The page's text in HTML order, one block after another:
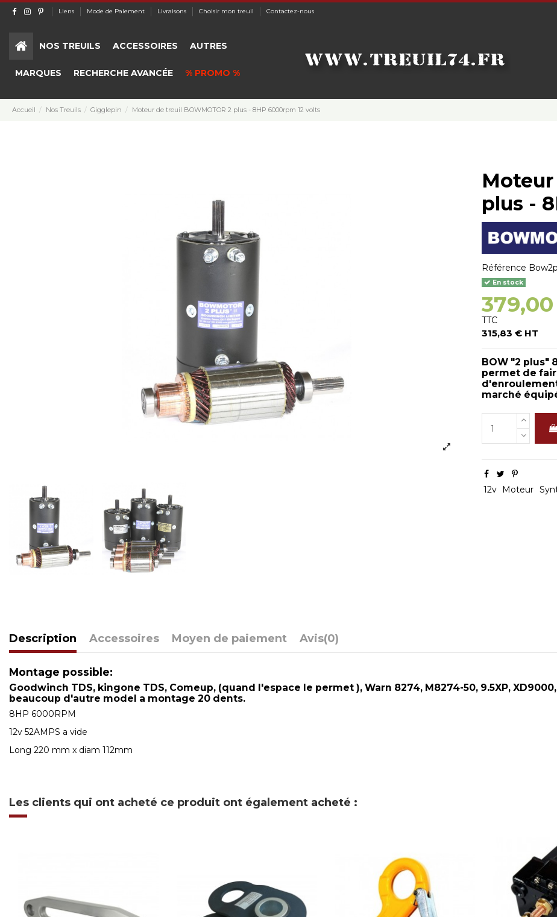
Liens Mode de Paiement Livraisons Choisir mon treuil Contactez-nous
NOS TREUILS ACCESSOIRES AUTRES
MARQUES RECHERCHE AVANCÉE % PROMO %
Accueil Nos Treuils Gigglepin Moteur de treuil BOWMOTOR 2 plus - 8HP 6000rpm 12 volts
plus -
Référence
En stock
TTC
315,83 € HT
BOW "2 plus"
permet de
marché
12v Moteur
Description Accessoires Moyen de paiement Avis(0)
Montage possible:
Goodwinch TDS, kingone TDS, Comeup, (quand l'espace le permet ), Warn 8274, M8274-50, 9.5XP,
beaucoup d'autre model a montage 20 dents.
8HP 6000RPM
12v 52AMPS a vide
Long 220 mm x diam 112mm
Les clients qui ont acheté ce produit ont également acheté :